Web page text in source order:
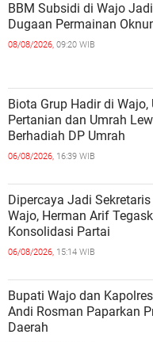
BBM Subsidi di Wajo
Dugaan Permainan
08/08/2026, 09:20 WIB
Biota Grup Hadir di Wajo,
Pertanian dan Umrah
Berhadiah DP Umrah
06/08/2026, 16:39 WIB
Dipercaya Jadi Sekretaris
Wajo, Herman Arif
Konsolidasi Partai
06/08/2026, 15:14 WIB
Bupati Wajo dan
Andi Rosman Paparkan
Daerah